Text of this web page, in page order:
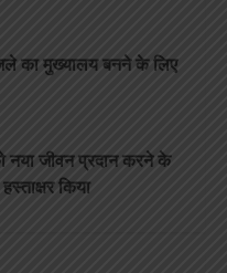
का मुख्यालय बनने के लिए
नया जीवन प्रदान करने के
किया